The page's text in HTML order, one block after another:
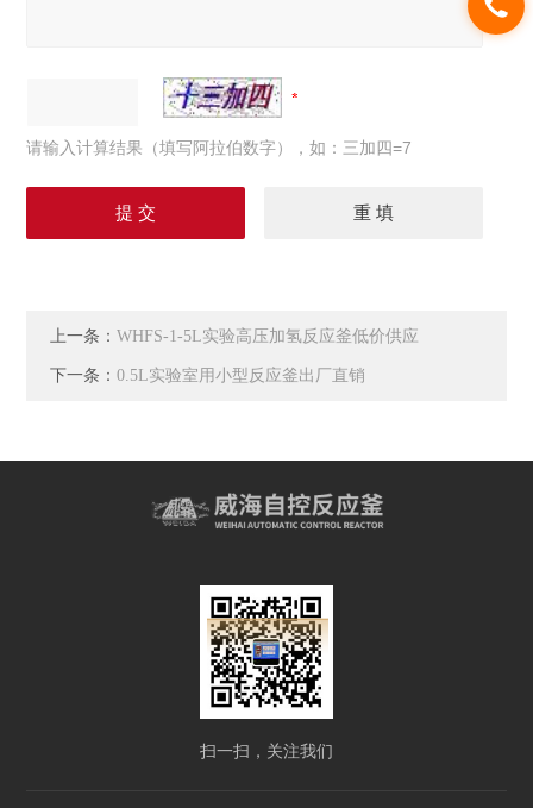
请输入计算结果（填写阿拉伯数字），如：三加四=7
上一条：WHFS-1-5L实验高压加氢反应釜低价供应
下一条：0.5L实验室用小型反应釜出厂直销
扫一扫，关注我们